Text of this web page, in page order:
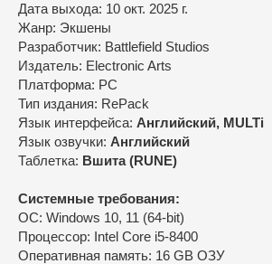
Дата выхода: 10 окт. 2025 г.
Жанр: Экшены
Разработчик: Battlefield Studios
Издатель: Electronic Arts
Платформа: PC
Тип издания: RePack
Язык интерфейса: Английский, MULTi
Язык озвучки: Английский
Таблетка: Вшита (RUNE)
Системные требования:
ОС: Windows 10, 11 (64-bit)
Процессор: Intel Core i5-8400
Оперативная память: 16 GB ОЗУ